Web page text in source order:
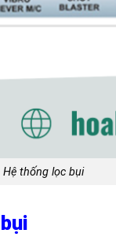
Hệ thống lọc bụi